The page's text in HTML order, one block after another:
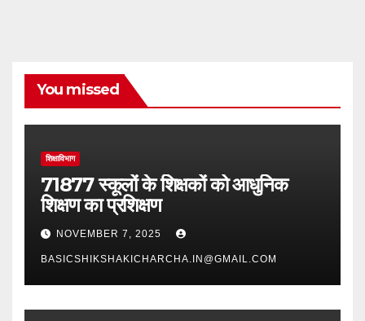
You missed
शिक्षाविभाग
71877 स्कूलों के शिक्षकों को आधुनिक
शिक्षण का प्रशिक्षण
NOVEMBER 7, 2025
BASICSHIKSHAKICHARCHA.IN@GMAIL.COM